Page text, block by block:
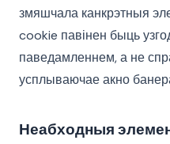
змяшчала канкрэтныя
cookie павінен быць
паведамленнем, а не
усплываючае акно
Неабходныя